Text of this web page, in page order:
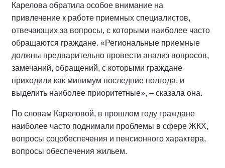
Карелова обратила особое внимание на
привлечение к работе приемных специалистов,
отвечающих за вопросы, с которыми наиболее часто
обращаются граждане. «Региональные приемные
должны предварительно провести анализ вопросов,
замечаний, обращений, с которыми граждане
приходили как минимум последние полгода, и
выделить наиболее приоритетные», – сказала она.
По словам Кареловой, в прошлом году граждане
наиболее часто поднимали проблемы в сфере ЖКХ,
вопросы соцобеспечения и пенсионного характера,
вопросы обеспечения жильем.